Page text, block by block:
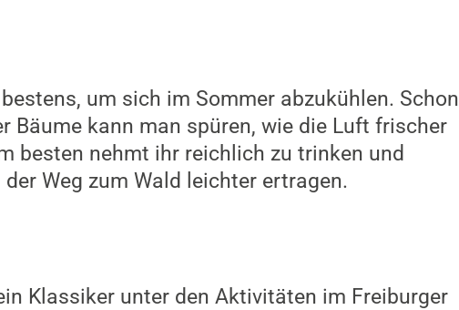
um sich im Sommer abzukühlen. Schon
Bäume kann man spüren, wie die Luft frischer
besten nehmt ihr reichlich zu trinken und
Weg zum Wald leichter ertragen.
Klassiker unter den Aktivitäten im Freiburger